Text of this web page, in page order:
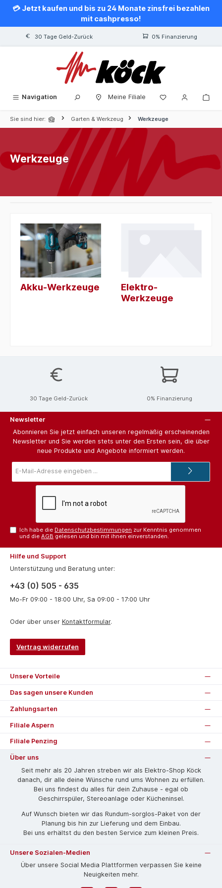
springen
💳 Jetzt kaufen und bis zu 24 Monate zinsfrei bezahlen
mit cashpresso!
30 Tage Geld-Zurück 0% Finanzierung
Navigation Meine Filiale
Sie sind hier: Garten & Werkzeug Werkzeuge
Werkzeuge
Akku-Werkzeuge
Elektro-
Werkzeuge
30 Tage Geld-Zurück 0% Finanzierung
Newsletter
Abonnieren Sie jetzt einfach unseren regelmäßig erscheinenden
Newsletter und Sie werden stets unter den Ersten sein, die über
neue Produkte und Angebote informiert werden.
Mail-
Ich habe die Datenschutzbestimmungen zur Kenntnis genommen
und dieAGB gelesen und bin mit ihnen einverstanden.
Hilfe und Support
Unterstützung und Beratung unter:
+43 (0) 505 - 635
Mo-Fr 09:00 - 18:00 Uhr, Sa 09:00 - 17:00 Uhr
Oder über unser Kontaktformular.
Vertrag widerrufen
Unsere Vorteile
Das sagen unsere Kunden
Zahlungsarten
Filiale Aspern
Filiale Penzing
Über uns
Seit mehr als 20 Jahren streben wir als Elektro-Shop Köck
danach, dir alle deine Wünsche rund ums Wohnen zu erfüllen.
Bei uns findest du alles für dein Zuhause - egal ob
Geschirrspüler, Stereoanlage oder Kücheninsel.
Auf Wunsch bieten wir das Rund­um-sorg­los-Pa­ket von der
Planung bis hin zur Lieferung und dem Einbau.
Bei uns erhältst du den besten Service zum kleinen Preis.
Unsere Sozialen-Medien
Über unsere Social Media Plattformen verpassen Sie keine
Neuigkeiten mehr.